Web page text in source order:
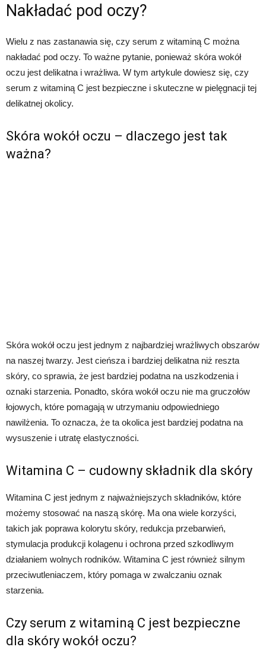
Nakładać pod oczy?
Wielu z nas zastanawia się, czy serum z witaminą C można
nakładać pod oczy. To ważne pytanie, ponieważ skóra wokół
oczu jest delikatna i wrażliwa. W tym artykule dowiesz się, czy
serum z witaminą C jest bezpieczne i skuteczne w pielęgnacji tej
delikatnej okolicy.
Skóra wokół oczu – dlaczego jest tak
ważna?
Skóra wokół oczu jest jednym z najbardziej wrażliwych obszarów
na naszej twarzy. Jest cieńsza i bardziej delikatna niż reszta
skóry, co sprawia, że jest bardziej podatna na uszkodzenia i
oznaki starzenia. Ponadto, skóra wokół oczu nie ma gruczołów
łojowych, które pomagają w utrzymaniu odpowiedniego
nawilżenia. To oznacza, że ta okolica jest bardziej podatna na
wysuszenie i utratę elastyczności.
Witamina C – cudowny składnik dla skóry
Witamina C jest jednym z najważniejszych składników, które
możemy stosować na naszą skórę. Ma ona wiele korzyści,
takich jak poprawa kolorytu skóry, redukcja przebarwień,
stymulacja produkcji kolagenu i ochrona przed szkodliwym
działaniem wolnych rodników. Witamina C jest również silnym
przeciwutleniaczem, który pomaga w zwalczaniu oznak
starzenia.
Czy serum z witaminą C jest bezpieczne
dla skóry wokół oczu?